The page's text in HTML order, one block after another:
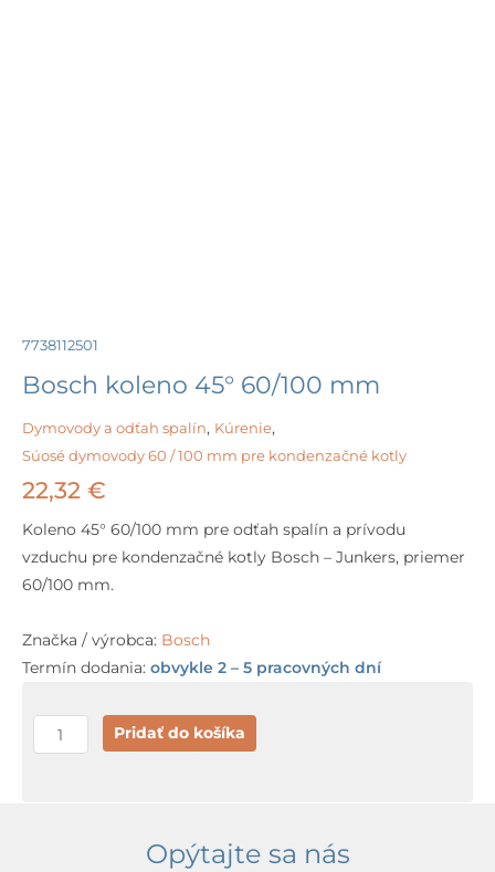
7738112501
Bosch koleno 45° 60/100 mm
Dymovody a odťah spalín, Kúrenie,
Súosé dymovody 60 / 100 mm pre kondenzačné kotly
22,32 €
Koleno 45° 60/100 mm pre odťah spalín a prívodu
vzduchu pre kondenzačné kotly Bosch – Junkers, priemer
60/100 mm.
Značka / výrobca: Bosch
Termín dodania: obvykle 2 – 5 pracovných dní
množstvo
Bosch
Pridať do košíka
Opýtajte sa nás